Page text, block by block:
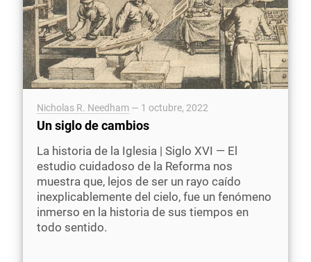
Nicholas R. Needham — 1 octubre, 2022
Un siglo de cambios
La historia de la Iglesia | Siglo XVI — El
estudio cuidadoso de la Reforma nos
muestra que, lejos de ser un rayo caído
inexplicablemente del cielo, fue un fenómeno
inmerso en la historia de sus tiempos en
todo sentido.